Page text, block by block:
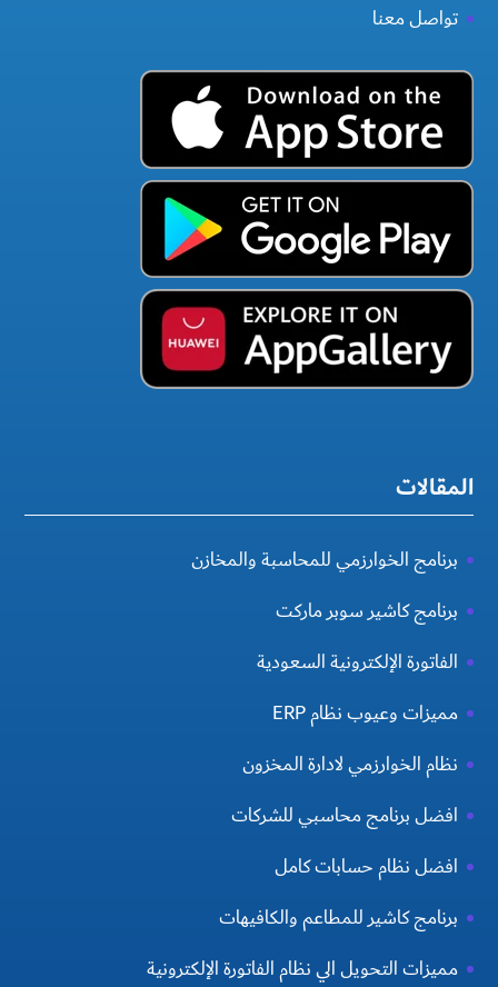
تواصل معنا
المقالات
برنامج الخوارزمي للمحاسبة والمخازن
برنامج كاشير سوبر ماركت
الفاتورة الإلكترونية السعودية
مميزات وعيوب نظام ERP
نظام الخوارزمي لادارة المخزون
افضل برنامج محاسبي للشركات
افضل نظام حسابات كامل
برنامج كاشير للمطاعم والكافيهات
مميزات التحويل الي نظام الفاتورة الإلكترونية